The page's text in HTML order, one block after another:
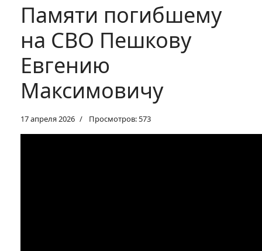
Памяти погибшему
на СВО Пешкову
Евгению
Максимовичу
17 апреля 2026 Просмотров: 573